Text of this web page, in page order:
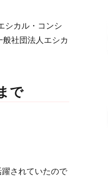
シカル・コンシ
社団法人エシカ
で
されていたので